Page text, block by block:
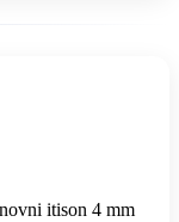
itison 4 mm